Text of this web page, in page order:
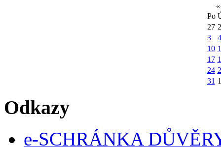
«
Po
27
3
4
10
17
24
31 1
Odkazy
e-SCHRÁNKA